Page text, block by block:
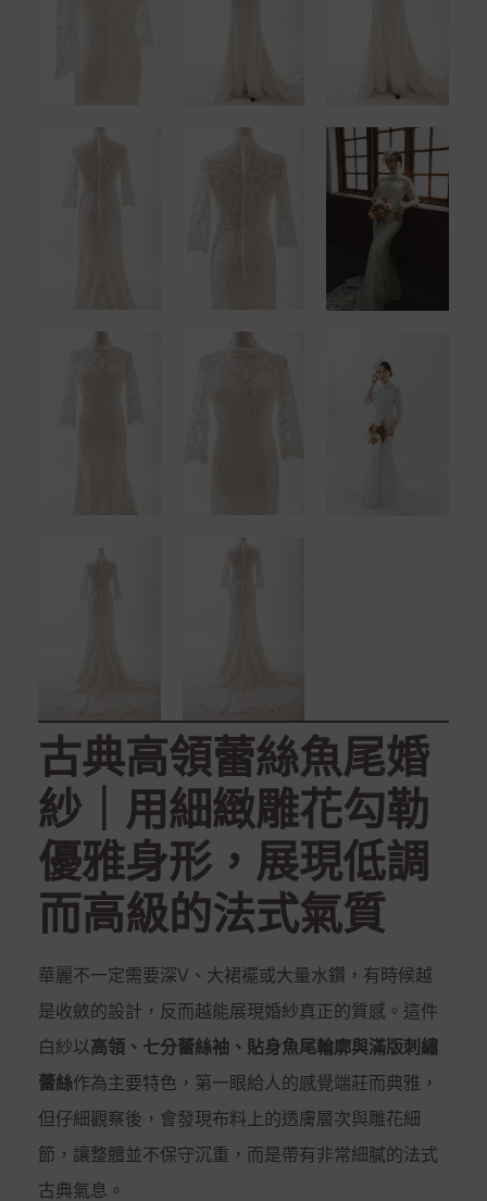
古典高領蕾絲魚尾婚
紗｜用細緻雕花勾勒
優雅身形，展現低調
而高級的法式氣質
華麗不一定需要深V、大裙襬或大量水鑽，有時候越
是收斂的設計，反而越能展現婚紗真正的質感。這件
白紗以高領、七分蕾絲袖、貼身魚尾輪廓與滿版刺繡
蕾絲作為主要特色，第一眼給人的感覺端莊而典雅，
但仔細觀察後，會發現布料上的透膚層次與雕花細
節，讓整體並不保守沉重，而是帶有非常細膩的法式
古典氣息。